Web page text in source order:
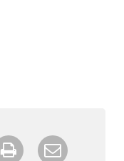
sur Google+
Imprimer